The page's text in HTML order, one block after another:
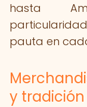
hasta
pauta en
y